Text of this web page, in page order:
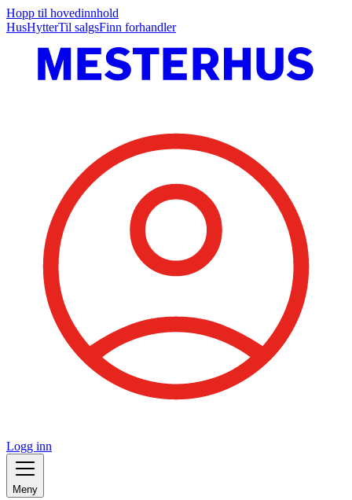
Hopp til hovedinnhold
HusHytterTil salgsFinn forhandler
Logg inn
Meny